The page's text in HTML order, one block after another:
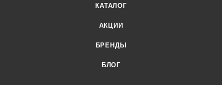
КАТАЛОГ
АКЦИИ
БРЕНДЫ
БЛОГ